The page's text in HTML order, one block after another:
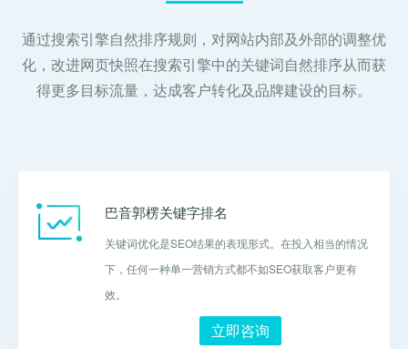
通过搜索引擎自然排序规则，对网站内部及外部的调整优
化，改进网页快照在搜索引擎中的关键词自然排序从而获
得更多目标流量，达成客户转化及品牌建设的目标。
巴音郭楞关键字排名
关键词优化是SEO结果的表现形式。在投入相当的情况
下，任何一种单一营销方式都不如SEO获取客户更有
效。
立即咨询